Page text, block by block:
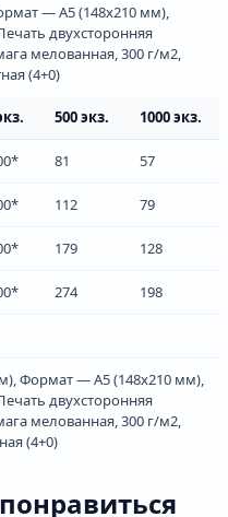
— А5 (148х210 мм),
двухсторонняя
мелованная, 300 г/м2,
(4+0)
500 экз. 1000 экз.
81 57
112 79
179 128
274 198
Формат — А5 (148х210 мм),
двухсторонняя
мелованная, 300 г/м2,
(4+0)